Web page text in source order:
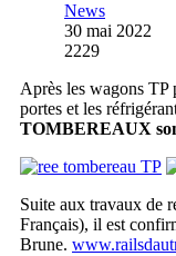
News
30 mai 2022
2229
Après les wagons TP
portes et les
TOMBEREAUX
Suite aux travaux de
Français), il est
Brune.